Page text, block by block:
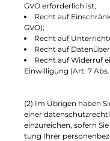
GVO erforderlich ist;
Recht auf
GVO);
Recht auf
Recht auf
Recht auf Widerruf
Einwilligung (Art. 7 Abs.
(2) Im Übrigen haben
einer
einzureichen, sofern
tung Ihrer